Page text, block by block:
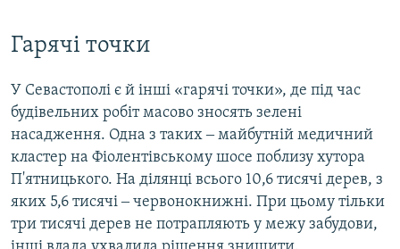
Гарячі точки
У Севастополі є й інші «гарячі точки», де під час
будівельних робіт масово зносять зелені
насадження. Одна з таких ‒ майбутній медичний
кластер на Фіолентівському шосе поблизу хутора
П'ятницького. На ділянці всього 10,6 тисячі дерев, з
яких 5,6 тисячі ‒ червонокнижні. При цьому тільки
три тисячі дерев не потрапляють у межу забудови,